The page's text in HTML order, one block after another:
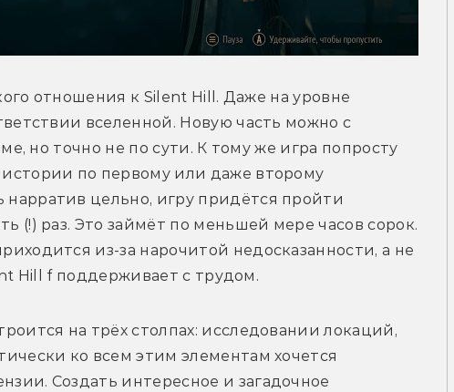
отношения к Silent Hill. Даже на уровне
вселенной. Новую часть можно с
но точно не по сути. К тому же игра попросту
по первому или даже второму
цельно, игру придётся пройти
(!) раз. Это займёт по меньшей мере часов сорок.
из-за нарочитой недосказанности, а не
Hill f поддерживает с трудом.
на трёх столпах: исследовании локаций,
ко всем этим элементам хочется
Создать интересное и загадочное